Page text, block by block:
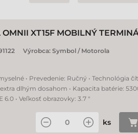
XT15F MOBILNÝ
Výrobca: Symbol / Motorola
• Prevedenie: Ručný • Technológia
dlhým dosahom • Kapacita batérie:
• Veľkosť obrazovky: 3.7 "
ks